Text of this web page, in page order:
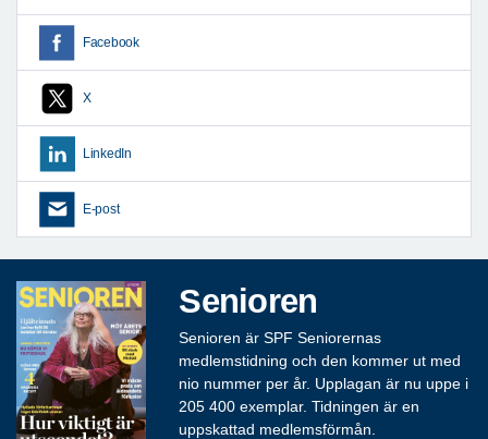
Facebook
X
LinkedIn
E-post
Senioren
Senioren är SPF Seniorernas
medlemstidning och den kommer ut med
nio nummer per år. Upplagan är nu uppe i
205 400 exemplar. Tidningen är en
uppskattad medlemsförmån.